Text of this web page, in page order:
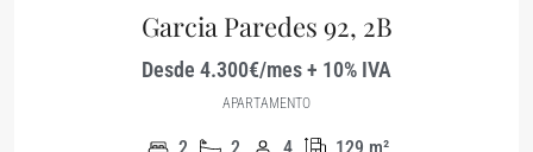
Garcia Paredes 92, 2B
Desde 4.300€/mes + 10% IVA
APARTAMENTO